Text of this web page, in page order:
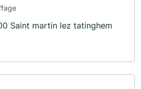
Saint martin lez tatinghem